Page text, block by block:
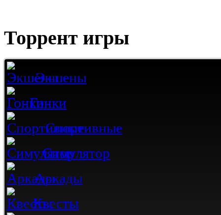
Торрент игры
Экшены
Гонки
Спортивные
Симулятор
Аркады
Квесты